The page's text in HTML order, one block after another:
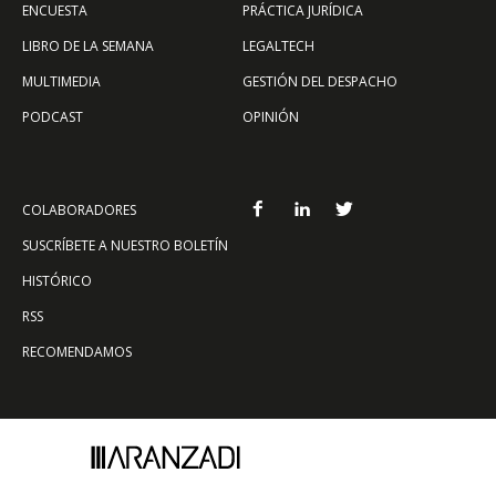
ENCUESTA
LIBRO DE LA SEMANA
MULTIMEDIA
PODCAST
PRÁCTICA JURÍDICA
LEGALTECH
GESTIÓN DEL DESPACHO
OPINIÓN
COLABORADORES
SUSCRÍBETE A NUESTRO BOLETÍN
HISTÓRICO
RSS
RECOMENDAMOS